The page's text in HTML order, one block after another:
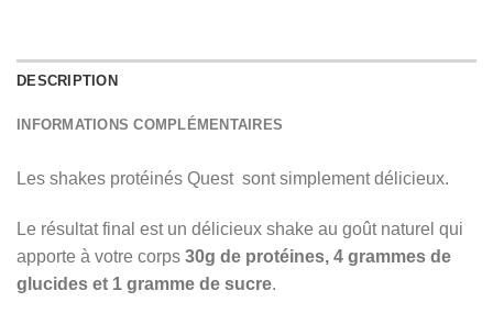
DESCRIPTION
INFORMATIONS COMPLÉMENTAIRES
Les shakes protéinés Quest sont simplement délicieux.
Le résultat final est un délicieux shake au goût naturel qui
apporte à votre corps 30g de protéines, 4 grammes de
glucides et 1 gramme de sucre.